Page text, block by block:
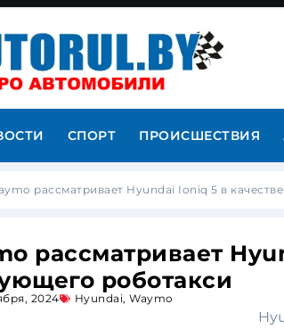
СПОРТ ПРОИСШЕСТВИЯ
рассматривает Hyundai Ioniq 5 в
рассматривает
роботакси
2024 Hyundai, Waymo